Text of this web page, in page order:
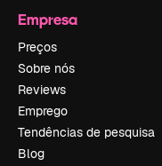
Empresa
Preços
Sobre nós
Reviews
Emprego
Tendências de pesquisa
Blog